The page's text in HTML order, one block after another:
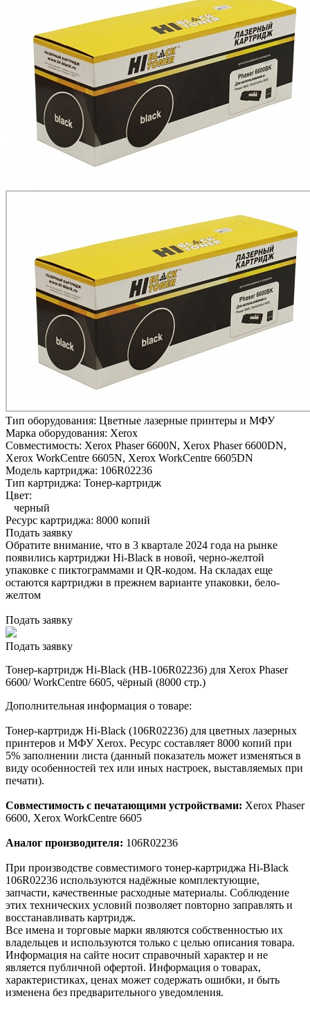
Тип оборудования: Цветные лазерные принтеры и МФУ
Марка оборудования: Xerox
Совместимость: Xerox Phaser 6600N, Xerox Phaser 6600DN,
Xerox WorkCentre 6605N, Xerox WorkCentre 6605DN
Модель картриджа: 106R02236
Тип картриджа: Тонер-картридж
Цвет:
черный
Ресурс картриджа: 8000 копий
Подать заявку
Обратите внимание, что в 3 квартале 2024 года на рынке
появились картриджи Hi-Black в новой, черно-желтой
упаковке с пиктограммами и QR-кодом. На складах еще
остаются картриджи в прежнем варианте упаковки, бело-
желтом
Подать заявку
Подать заявку
Тонер-картридж Hi-Black (HB-106R02236) для Xerox Phaser
6600/ WorkCentre 6605, чёрный (8000 стр.)
Дополнительная информация о товаре:
Тонер-картридж Hi-Black (106R02236) для цветных лазерных
принтеров и МФУ Xerox. Ресурс составляет 8000 копий при
5% заполнении листа (данный показатель может изменяться в
виду особенностей тех или иных настроек, выставляемых при
печати).
Совместимость с печатающими устройствами: Xerox Phaser
6600, Xerox WorkCentre 6605
Аналог производителя: 106R02236
При производстве совместимого тонер-картриджа Hi-Black
106R02236 используются надёжные комплектующие,
запчасти, качественные расходные материалы. Соблюдение
этих технических условий позволяет повторно заправлять и
восстанавливать картридж.
Все имена и торговые марки являются собственностью их
владельцев и используются только с целью описания товара.
Информация на сайте носит справочный характер и не
является публичной офертой. Информация о товарах,
характеристиках, ценах может содержать ошибки, и быть
изменена без предварительного уведомления.